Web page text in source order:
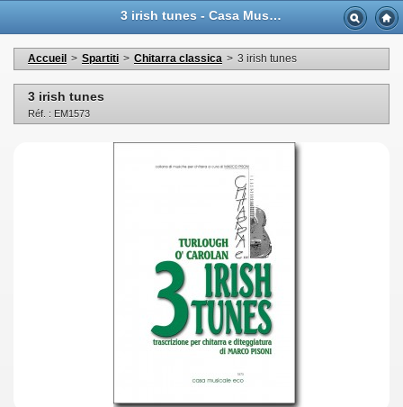
3 irish tunes - Casa Musicale Eco
Accueil > Spartiti > Chitarra classica > 3 irish tunes
3 irish tunes
Réf. : EM1573